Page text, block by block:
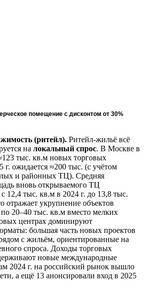
помещение с дисконтом от 30%
(ритейл). Ритейл-жильё всё
на локальный спрос. В Москве в
тыс. кв.м новых торговых
г. ожидается ≈200 тыс. (с учётом
и районных ТЦ). Средняя
вновь открываемого ТЦ
с 12,4 тыс. кв.м в 2024 г. до 13,8 тыс.
отражает укрупнение объектов
20–40 тыс. кв.м вместо мелких
центрах доминируют
большая часть новых проектов
с жильём, ориентированные на
спроса. Доходы торговых
новые международные
2024 г. на российский рынок вышло
а ещё 13 анонсировали вход в 2025